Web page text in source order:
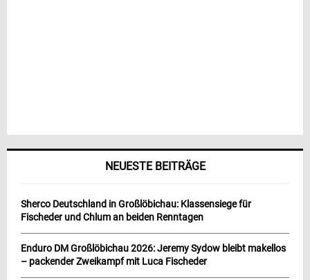
NEUESTE BEITRÄGE
Sherco Deutschland in Großlöbichau: Klassensiege für
Fischeder und Chlum an beiden Renntagen
Enduro DM Großlöbichau 2026: Jeremy Sydow bleibt makellos
– packender Zweikampf mit Luca Fischeder